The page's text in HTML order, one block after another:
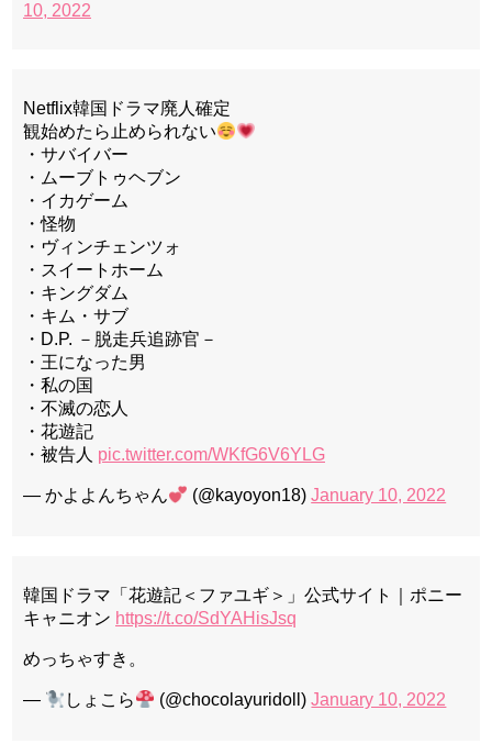
10, 2022
Netflix韓国ドラマ廃人確定
観始めたら止められない
・サバイバー
・ムーブトゥヘブン
・イカゲーム
・怪物
・ヴィンチェンツォ
・スイートホーム
・キングダム
・キム・サブ
・D.P. －脱走兵追跡官－
・王になった男
・私の国
・不滅の恋人
・花遊記
・被告人 pic.twitter.com/WKfG6V6YLG
— かよよんちゃん (@kayoyon18)January 10, 2022
韓国ドラマ「花遊記＜ファユギ＞」公式サイト｜ポニー
キャニオン https://t.co/SdYAHisJsq
めっちゃすき。
— しょこら (@chocolayuridoll)January 10, 2022